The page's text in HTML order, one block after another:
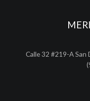
Calle 32 #219-A San